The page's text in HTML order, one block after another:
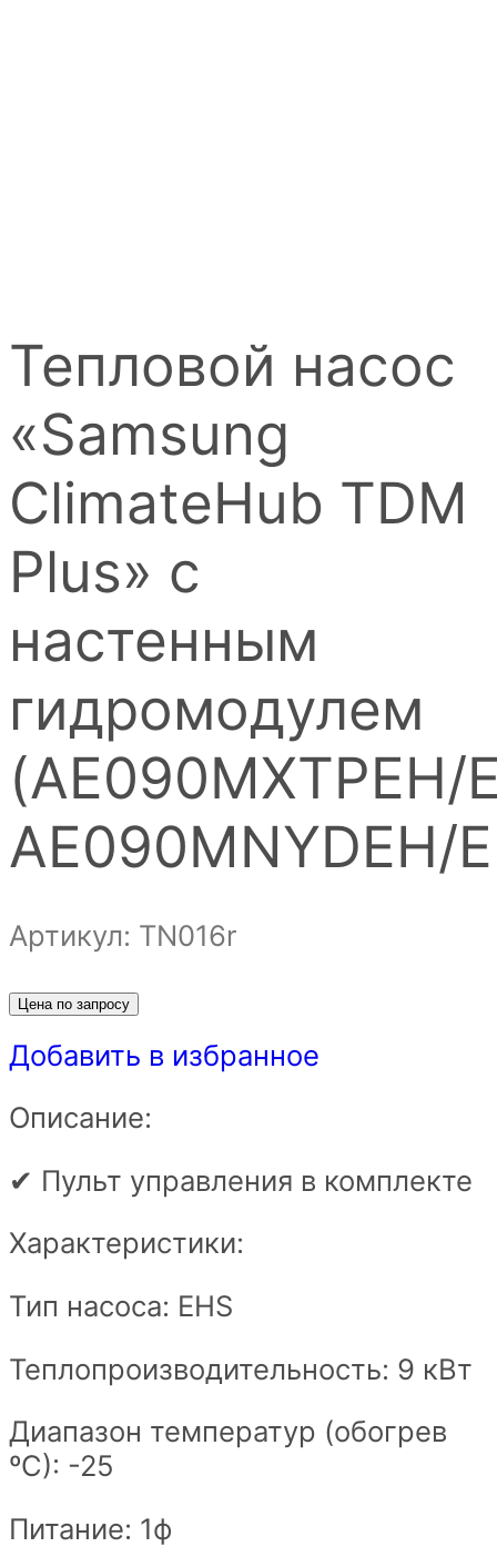
Тепловой насос
«Samsung
ClimateHub TDM
Plus» с
настенным
гидромодулем
(AE090MXTPEH/
AE090MNYDEH/
Артикул: ТN016r
Цена по запросу
Добавить в избранное
Описание:
✔ Пульт управления в комплекте
Характеристики:
Тип насоса: EHS
Теплопроизводительность: 9 кВт
Диапазон температур (обогрев
ºС): -25
Питание: 1ф